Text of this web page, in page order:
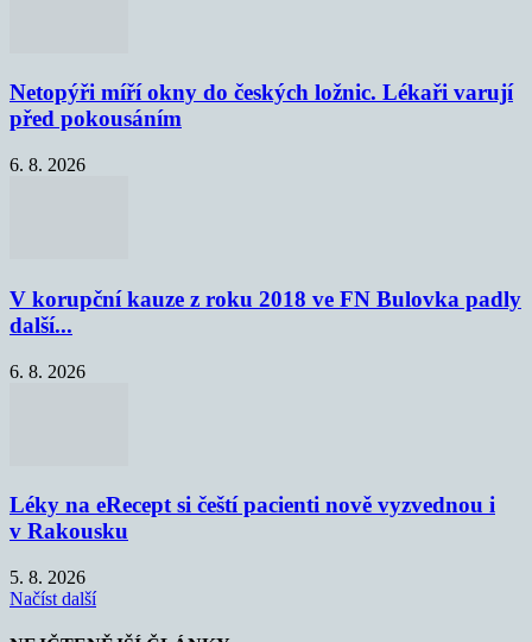
Netopýři míří okny do českých ložnic. Lékaři varují
před pokousáním
6. 8. 2026
V korupční kauze z roku 2018 ve FN Bulovka padly
další...
6. 8. 2026
Léky na eRecept si čeští pacienti nově vyzvednou i
v Rakousku
5. 8. 2026
Načíst další